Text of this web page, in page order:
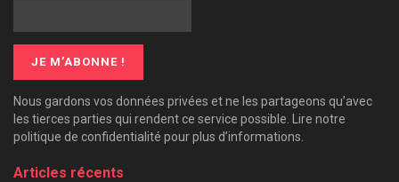
Nous gardons vos données privées et ne les partageons qu’avec
les tierces parties qui rendent ce service possible. Lire notre
politique de confidentialité pour plus d’informations.
Articles récents